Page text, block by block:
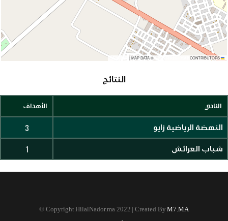
LEAFLET
|MAP DATA © CONTRIBUTORS
النتائج
النادي الأهداف
النهضة الرياضية زايو 3
شباب العرائش 1
Copyright HilalNador.ma 2022 | Created ByM7.MA
©